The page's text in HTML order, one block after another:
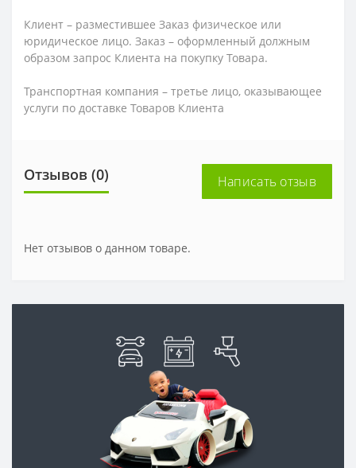
Клиент – разместившее Заказ физическое или
юридическое лицо. Заказ – оформленный должным
образом запрос Клиента на покупку Товара.
Транспортная компания – третье лицо, оказывающее
услуги по доставке Товаров Клиента
Отзывов (0) Написать отзыв
Нет отзывов о данном товаре.